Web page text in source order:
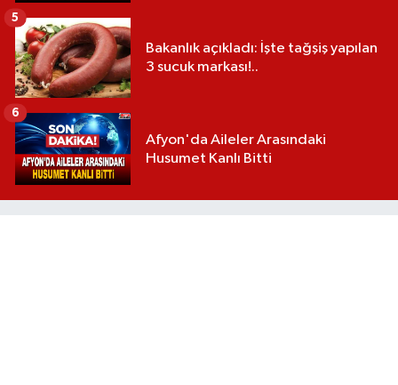
Bakanlık açıkladı: İşte tağşiş yapılan
3 sucuk markası!..
5
Afyon'da Aileler Arasındaki
Husumet Kanlı Bitti
6